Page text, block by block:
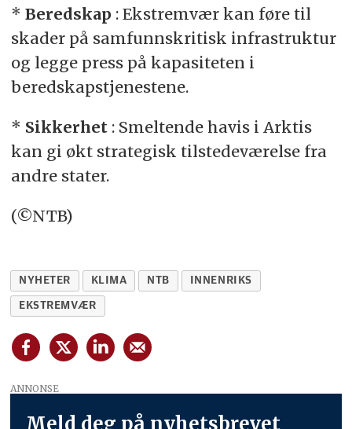
* Beredskap : Ekstremvær kan føre til
skader på samfunnskritisk infrastruktur
og legge press på kapasiteten i
beredskapstjenestene.
* Sikkerhet: Smeltende havis i Arktis
kan gi økt strategisk tilstedeværelse fra
andre stater.
(©NTB)
NYHETER KLIMA NTB INNENRIKS
EKSTREMVÆR
ANNONSE
Meld deg på nyhetsbrevet